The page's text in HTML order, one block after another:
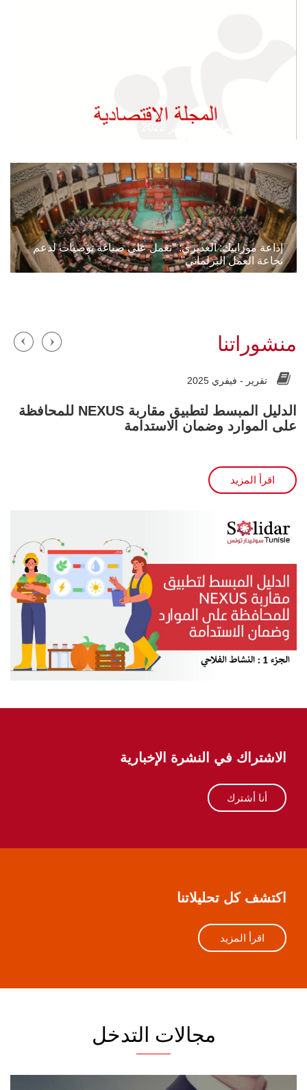
المجلة الإقتصادية - نوفمبر 2022
إذاعة موزاييك: الغديري: ''نعمل على صياغة توصيات لدعم
نجاعة العمل البرلماني''
منشوراتنا
تقرير - فيفري 2025
الدليل المبسط لتطبيق مقاربة NEXUS للمحافظة
على الموارد وضمان الاستدامة
اقرأ المزيد
الاشتراك في النشرة الإخبارية
أنا أشترك
اكتشف كل تحليلاتنا
اقرأ المزيد
مجالات التدخل